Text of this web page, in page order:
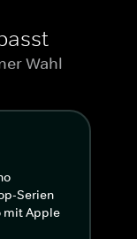
Wahl
Serien
mit Apple